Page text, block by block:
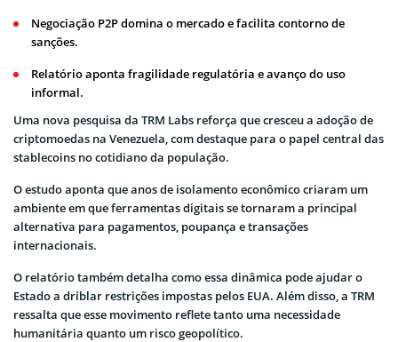
Negociação P2P domina o mercado e facilita contorno de
sanções.
Relatório aponta fragilidade regulatória e avanço do uso
informal.
Uma nova pesquisa da TRM Labs reforça que cresceu a adoção de
criptomoedas na Venezuela, com destaque para o papel central das
stablecoins no cotidiano da população.
O estudo aponta que anos de isolamento econômico criaram um
ambiente em que ferramentas digitais se tornaram a principal
alternativa para pagamentos, poupança e transações
internacionais.
O relatório também detalha como essa dinâmica pode ajudar o
Estado a driblar restrições impostas pelos EUA. Além disso, a TRM
ressalta que esse movimento reflete tanto uma necessidade
humanitária quanto um risco geopolítico.